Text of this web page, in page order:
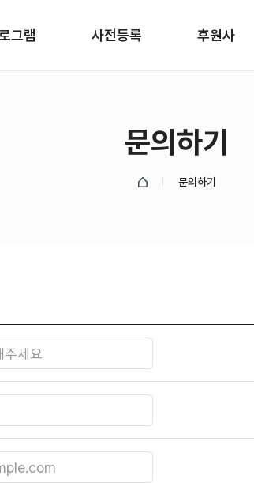
그램 사전등록 후원사
문의하기
문의하기